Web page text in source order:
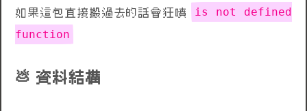
如果這包直接搬過去的話會狂噴
is not defined
function
資料結構